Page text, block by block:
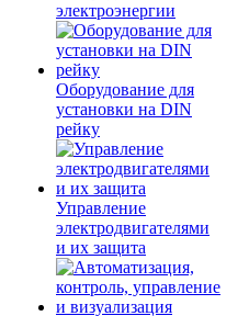
электроэнергии
Оборудование для
установки на DIN
рейку
Управление
электродвигателями
и их защита